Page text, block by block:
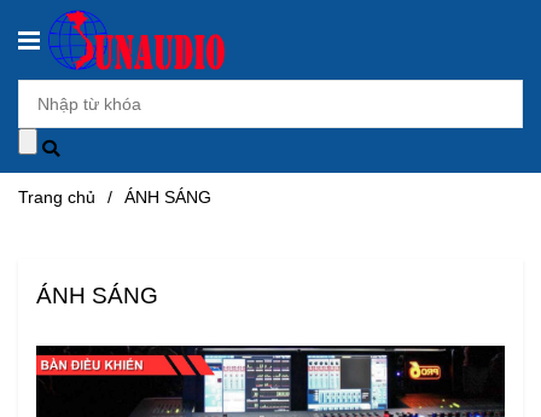
Trang chủ / ÁNH SÁNG
ÁNH SÁNG